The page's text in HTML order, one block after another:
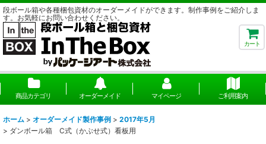
段ボール箱や各種梱包資材のオーダーメイドができます。制作事例をご紹介しま
す。お気軽にお問い合わせください。
カート
商品カテゴリ オーダーメイド マイページ ご利用案内
ホーム > オーダーメイド製作事例 > 2017年5月
> ダンボール箱 C式（かぶせ式）看板用